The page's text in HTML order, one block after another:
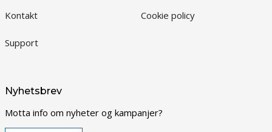
Kontakt
Support
Cookie policy
Nyhetsbrev
Motta info om nyheter og kampanjer?